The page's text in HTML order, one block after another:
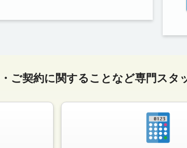
ご契約に関することなど専門スタ